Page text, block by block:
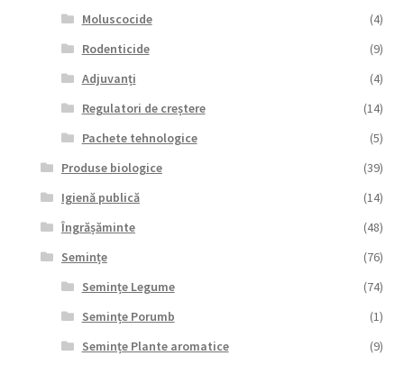
Moluscocide
(4)
Rodenticide
(9)
Adjuvanți
(4)
Regulatori de creștere
(14)
Pachete tehnologice
(5)
Produse biologice
(39)
Igienă publică
(14)
Îngrășăminte
(48)
Semințe
(76)
Semințe Legume
(74)
Semințe Porumb
(1)
Semințe Plante aromatice
(9)